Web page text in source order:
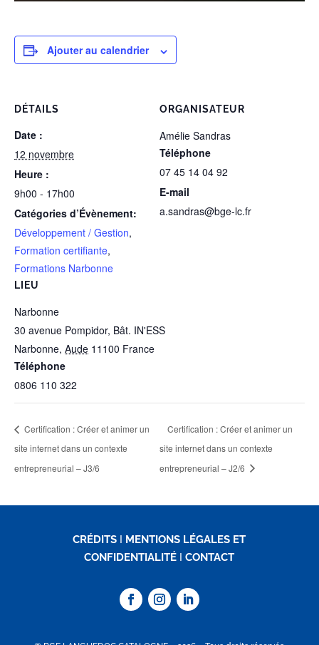
Ajouter au calendrier
DÉTAILS
Date :
12 novembre
Heure :
9h00 - 17h00
Catégories d’Évènement:
Développement / Gestion,
Formation certifiante,
Formations Narbonne
LIEU
Narbonne
30 avenue Pompidor, Bât. IN'ESS
Narbonne, Aude 11100 France
Téléphone
0806 110 322
ORGANISATEUR
Amélie Sandras
Téléphone
07 45 14 04 92
E-mail
a.sandras@bge-lc.fr
Certification : Créer et animer un
site internet dans un contexte
entrepreneurial – J3/6
Certification : Créer et animer un
site internet dans un contexte
entrepreneurial – J2/6
CRÉDITS I MENTIONS LÉGALES ET
CONFIDENTIALITÉ ICONTACT